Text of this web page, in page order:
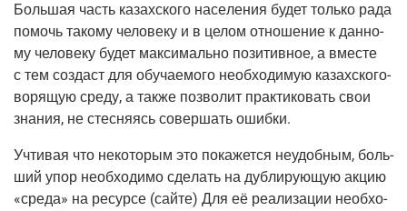
Боль­шая часть казах­ско­го насе­ле­ния будет толь­ко рада
помочь тако­му чело­ве­ку и в целом отно­ше­ние к дан­но­
му чело­ве­ку будет мак­си­маль­но пози­тив­ное, а вме­сте
с тем создаст для обу­ча­е­мо­го необ­хо­ди­мую казах­ско­го­
во­ря­щую сре­ду, а так­же поз­во­лит прак­ти­ко­вать свои
зна­ния, не стес­ня­ясь совер­шать ошибки.
Учти­вая что неко­то­рым это пока­жет­ся неудоб­ным, боль­
ший упор необ­хо­ди­мо сде­лать на дуб­ли­ру­ю­щую акцию
«сре­да» на ресур­се (сай­те) Для её реа­ли­за­ции необ­хо­